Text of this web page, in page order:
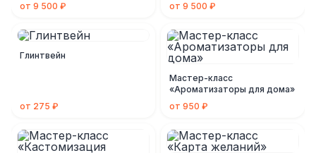
от 9 500 ₽
от 9 500 ₽
Глинтвейн
от 275 ₽
Мастер-класс
«Ароматизаторы для дома»
от 950 ₽